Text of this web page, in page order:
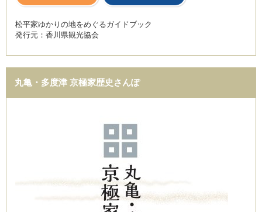
松平家ゆかりの地をめぐるガイドブック
発行元：香川県観光協会
丸亀・多度津 京極家歴史さんぽ